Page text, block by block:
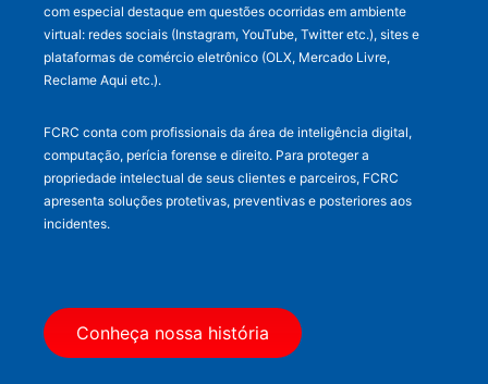
com especial destaque em questões ocorridas em ambiente
virtual: redes sociais (Instagram, YouTube, Twitter etc.), sites e
plataformas de comércio eletrônico (OLX, Mercado Livre,
Reclame Aqui etc.).
FCRC conta com profissionais da área de inteligência digital,
computação, perícia forense e direito. Para proteger a
propriedade intelectual de seus clientes e parceiros, FCRC
apresenta soluções protetivas, preventivas e posteriores aos
incidentes.
Conheça nossa história